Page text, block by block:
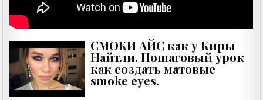
СМОКИ АЙС как у Киры
Найтли. Пошаговый урок
как создать матовые
smoke eyes.